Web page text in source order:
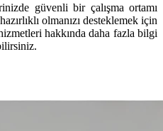
güvenli bir çalışma ortamı
olmanızı desteklemek için
hakkında daha fazla bilgi